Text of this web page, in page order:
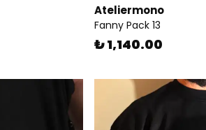
Ateliermono
Fanny Pack 13
₺ 1,140.00